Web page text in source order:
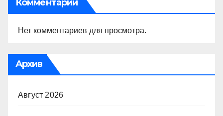
Комментарии
Нет комментариев для просмотра.
Архив
Август 2026